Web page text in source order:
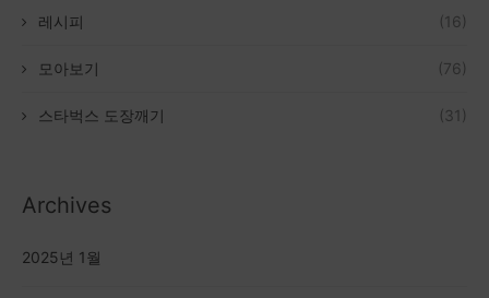
레시피 (16)
모아보기 (76)
스타벅스 도장깨기 (31)
Archives
2025년 1월